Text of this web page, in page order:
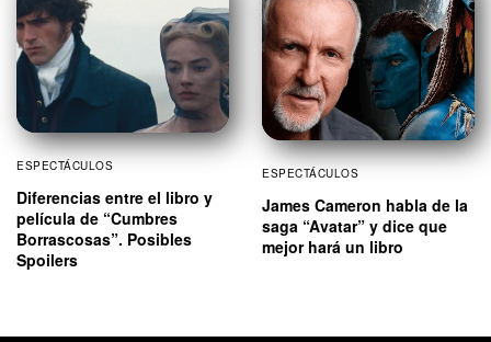
ESPECTÁCULOS
Diferencias entre el libro y
película de “Cumbres
Borrascosas”. Posibles
Spoilers
ESPECTÁCULOS
James Cameron habla de la
saga “Avatar” y dice que
mejor hará un libro